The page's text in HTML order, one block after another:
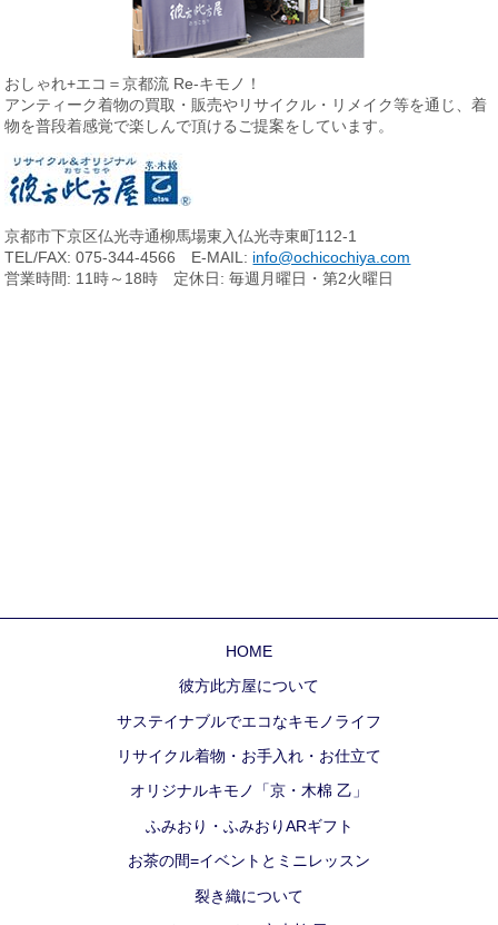
おしゃれ+エコ＝京都流 Re-キモノ！
アンティーク着物の買取・販売やリサイクル・リメイク等を通じ、着
物を普段着感覚で楽しんで頂けるご提案をしています。
京都市下京区仏光寺通柳馬場東入仏光寺東町112-1
TEL/FAX: 075-344-4566 E-MAIL: info@ochicochiya.com
営業時間: 11時～18時 定休日: 毎週月曜日・第2火曜日
HOME
彼方此方屋について
サステイナブルでエコなキモノライフ
リサイクル着物・お手入れ・お仕立て
オリジナルキモノ「京・木棉 乙」
ふみおり・ふみおりARギフト
お茶の間=イベントとミニレッスン
裂き織について